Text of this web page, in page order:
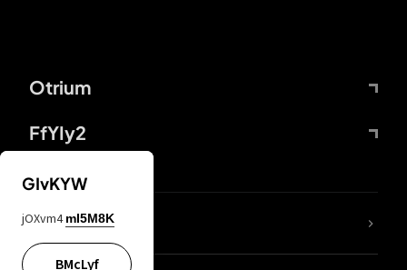
Otrium
FfYIy2
DDcvSo
GIvKYW
jOXvm4 mI5M8K
BMcLyf